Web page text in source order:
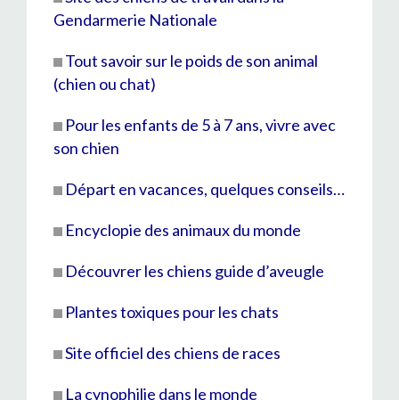
Gendarmerie Nationale
Tout savoir sur le poids de son animal
(chien ou chat)
Pour les enfants de 5 à 7 ans, vivre avec
son chien
Départ en vacances, quelques conseils…
Encyclopie des animaux du monde
Découvrer les chiens guide d’aveugle
Plantes toxiques pour les chats
Site officiel des chiens de races
La cynophilie dans le monde